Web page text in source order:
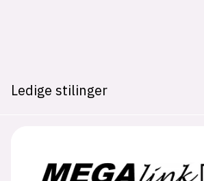
Ledige stilinger